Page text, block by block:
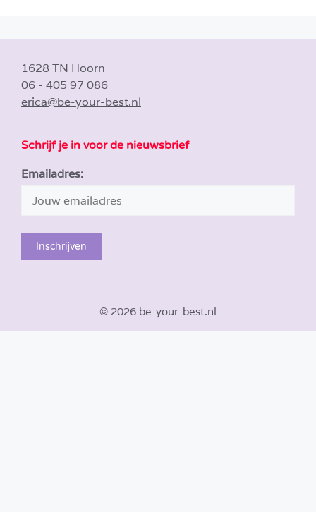
1628 TN Hoorn
06 - 405 97 086
erica@be-your-best.nl
Schrijf je in voor de nieuwsbrief
Emailadres:
© 2026 be-your-best.nl